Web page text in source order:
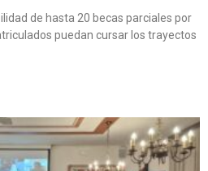
de hasta 20 becas parciales por
puedan cursar los trayectos